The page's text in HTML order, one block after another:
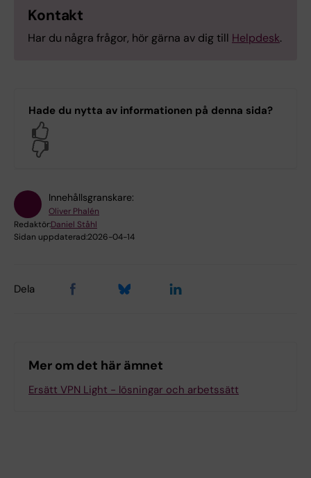
Kontakt
Har du några frågor, hör gärna av dig till Helpdesk.
Hade du nytta av informationen på denna sida?
Innehållsgranskare:
Oliver Phalén
Redaktör:Daniel Ståhl
Sidan uppdaterad:2026-04-14
Dela
Mer om det här ämnet
Ersätt VPN Light - lösningar och arbetssätt